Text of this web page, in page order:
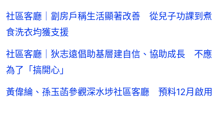
社區客廳｜劏房戶稱生活顯著改善 從兒子功課到煮
食洗衣均獲支援
社區客廳｜狄志遠倡助基層建自信、協助成長 不應
為了「搞開心」
黃偉綸、孫玉菡參觀深水埗社區客廳 預料12月啟用